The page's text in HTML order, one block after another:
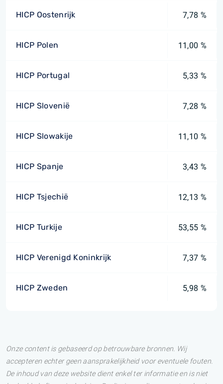
HICP Oostenrijk 7,78 %
HICP Polen 11,00 %
HICP Portugal 5,33 %
HICP Slovenië 7,28 %
HICP Slowakije 11,10 %
HICP Spanje 3,43 %
HICP Tsjechië 12,13 %
HICP Turkije 53,55 %
HICP Verenigd Koninkrijk 7,37 %
HICP Zweden 5,98 %
Onze content is gebaseerd op betrouwbare bronnen. Wij
accepteren echter geen aansprakelijkheid voor eventuele fouten.
De inhoud van deze website dient enkel ter informatie en is niet